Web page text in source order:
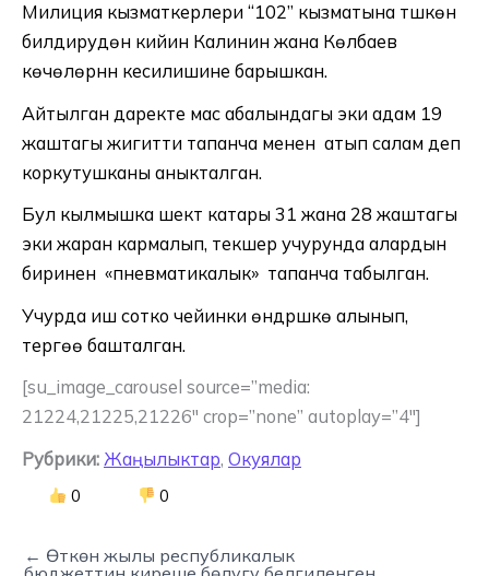
Милиция кызматкерлери “102” кызматына түшкөн
билдирүудөн кийин Калинин жана Көлбаев
көчөлөрүнүн кесилишине барышкан.
Айтылган даректе мас абалындагы эки адам 19
жаштагы жигитти тапанча менен атып салам деп
коркутушканы аныкталган.
Бул кылмышка шектүү катары 31 жана 28 жаштагы
эки жаран кармалып, текшерүү учурунда алардын
биринен «пневматикалык» тапанча табылган.
Учурда иш сотко чейинки өндүрүшкө алынып,
тергөө башталган.
[su_image_carousel source=”media:
21224,21225,21226″ crop=”none” autoplay=”4″]
Рубрики: Жаңылыктар, Окуялар
0 0
← Өткөн жылы республикалык